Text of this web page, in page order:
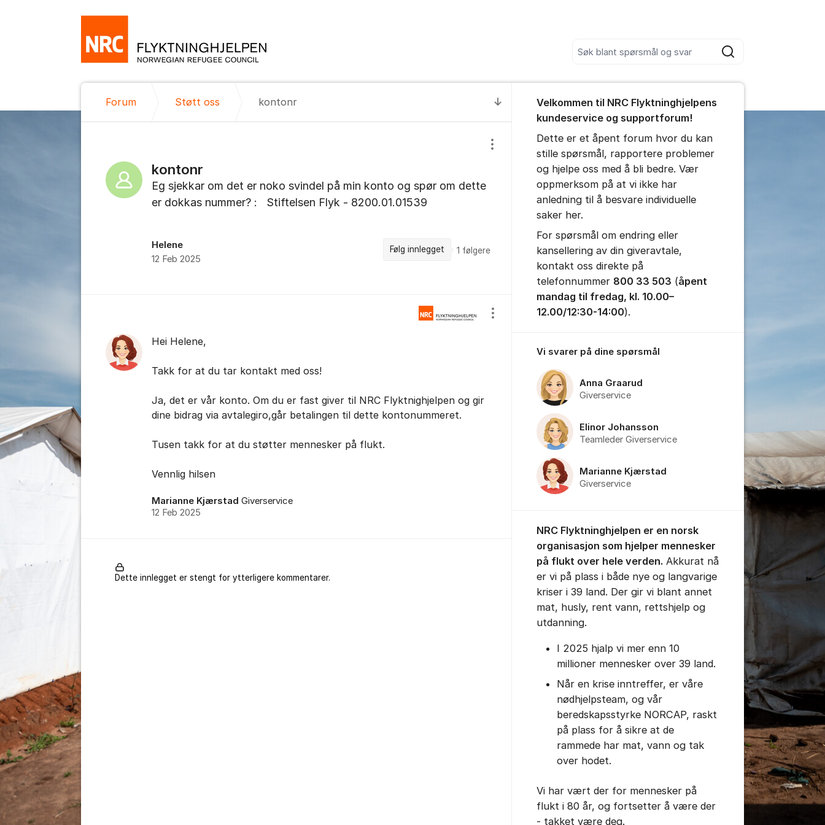
Søk
Til seneste kommentar
Forum Støtt oss kontonr
kontonr
Vis/skjul innstillinger for innlegg/kommentarer
Eg sjekkar om det er noko svindel på min konto og spør om dette
er dokkas nummer? : Stiftelsen Flyk - 8200.01.01539
Helene
12 Feb 2025
Følg innlegget 1 følgere
Hei Helene,
Takk for at du tar kontakt med oss!
Ja, det er vår konto. Om du er fast giver til NRC Flyktnighjelpen og gir
dine bidrag via avtalegiro,går betalingen til dette kontonummeret.
Tusen takk for at du støtter mennesker på flukt.
Vennlig hilsen
Marianne Kjærstad Giverservice
12 Feb 2025
Vis/skjul innstillinger for innlegg/kommentarer
Dette innlegget er stengt for ytterligere kommentarer.
Velkommen til NRC Flyktninghjelpens
kundeservice og supportforum!
Dette er et åpent forum hvor du kan
stille spørsmål, rapportere problemer
og hjelpe oss med å bli bedre. Vær
oppmerksom på at vi ikke har
anledning til å besvare individuelle
saker her.
For spørsmål om endring eller
kansellering av din giveravtale,
kontakt oss direkte på
telefonnummer 800 33 503 (åpent
mandag til fredag, kl. 10.00–
12.00/12:30-14:00).
Vi svarer på dine spørsmål
Anna Graarud
Giverservice
Elinor Johansson
Teamleder Giverservice
Marianne Kjærstad
Giverservice
NRC Flyktninghjelpen er en norsk
organisasjon som hjelper mennesker
på flukt over hele verden. Akkurat nå
er vi på plass i både nye og langvarige
kriser i 39 land. Der gir vi blant annet
mat, husly, rent vann, rettshjelp og
utdanning.
I 2025 hjalp vi mer enn 10
millioner mennesker over 39 land.
Når en krise inntreffer, er våre
nødhjelpsteam, og vår
beredskapsstyrke NORCAP, raskt
på plass for å sikre at de
rammede har mat, vann og tak
over hodet.
Vi har vært der for mennesker på
flukt i 80 år, og fortsetter å være der
- takket være deg.